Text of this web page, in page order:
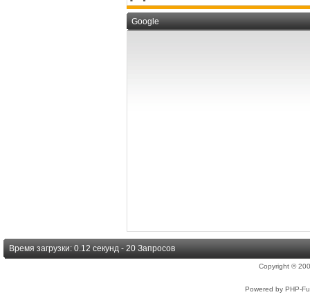
Google
Время загрузки: 0.12 секунд - 20 Запросов
Copyright ©
Powered by PHP-